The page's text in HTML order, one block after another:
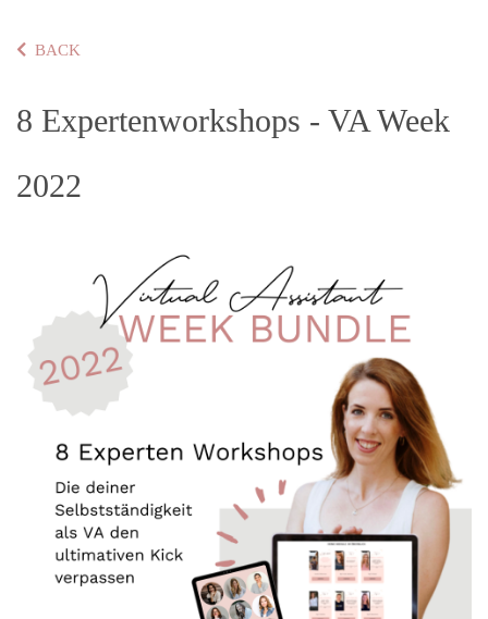
BACK
8 Expertenworkshops - VA Week
2022